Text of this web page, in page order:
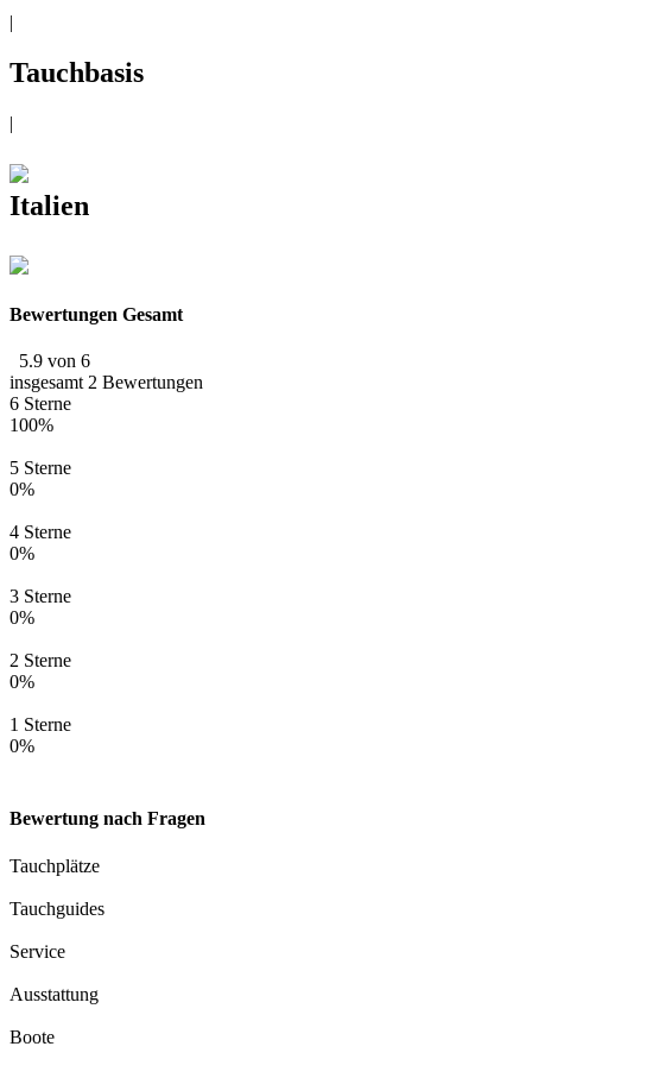
|
Tauchbasis
|
Italien
Bewertungen Gesamt
5.9 von 6
insgesamt 2 Bewertungen
6 Sterne
100%
5 Sterne
0%
4 Sterne
0%
3 Sterne
0%
2 Sterne
0%
1 Sterne
0%
Bewertung nach Fragen
Tauchplätze
Tauchguides
Service
Ausstattung
Boote